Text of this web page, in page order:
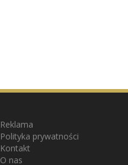
Reklama
Polityka prywatności
Kontakt
O nas